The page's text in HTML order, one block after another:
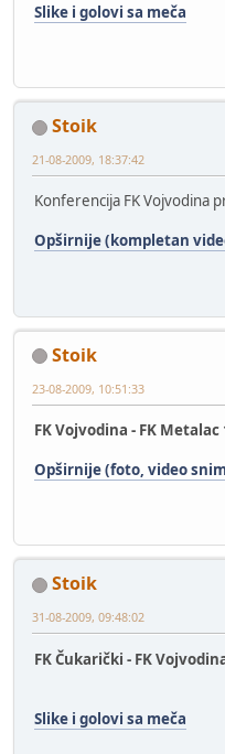
Slike i golovi sa meča
Stoik
21-08-2009, 18:37:42
Konferencija FK Vojvodina
Opširnije (kompletan
Stoik
23-08-2009, 10:51:33
FK Vojvodina - FK Metalac
Opširnije (foto, video
Stoik
31-08-2009, 09:48:02
FK Čukarički - FK
Slike i golovi sa meča